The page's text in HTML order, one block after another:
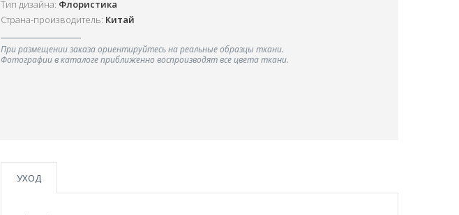
Тип дизайна: Флористика
Страна-производитель: Китай
При размещении заказа ориентируйтесь на реальные образцы ткани.
Фотографии в каталоге приближенно воспроизводят все цвета ткани.
УХОД